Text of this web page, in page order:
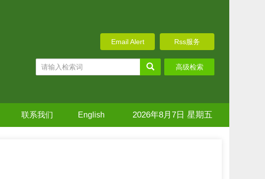
Rss服务
Email Alert
高级检索
联系我们 English 2026年8月7日 星期五